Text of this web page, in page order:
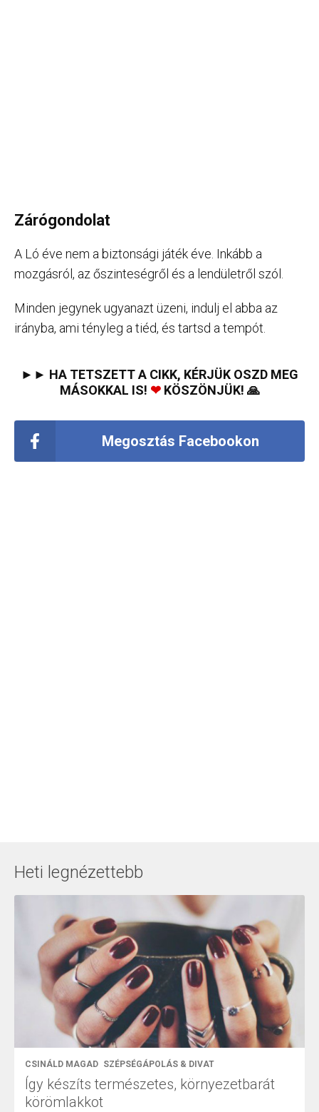
Zárógondolat
A Ló éve nem a biztonsági játék éve. Inkább a
mozgásról, az őszinteségről és a lendületről szól.
Minden jegynek ugyanazt üzeni, indulj el abba az
irányba, ami tényleg a tiéd, és tartsd a tempót.
►► HA TETSZETT A CIKK, KÉRJÜK OSZD MEG
MÁSOKKAL IS! ❤KÖSZÖNJÜK! 🙏
Megosztás Facebookon
Heti legnézettebb
CSINÁLD MAGAD SZÉPSÉGÁPOLÁS & DIVAT
Így készíts természetes, környezetbarát
körömlakkot